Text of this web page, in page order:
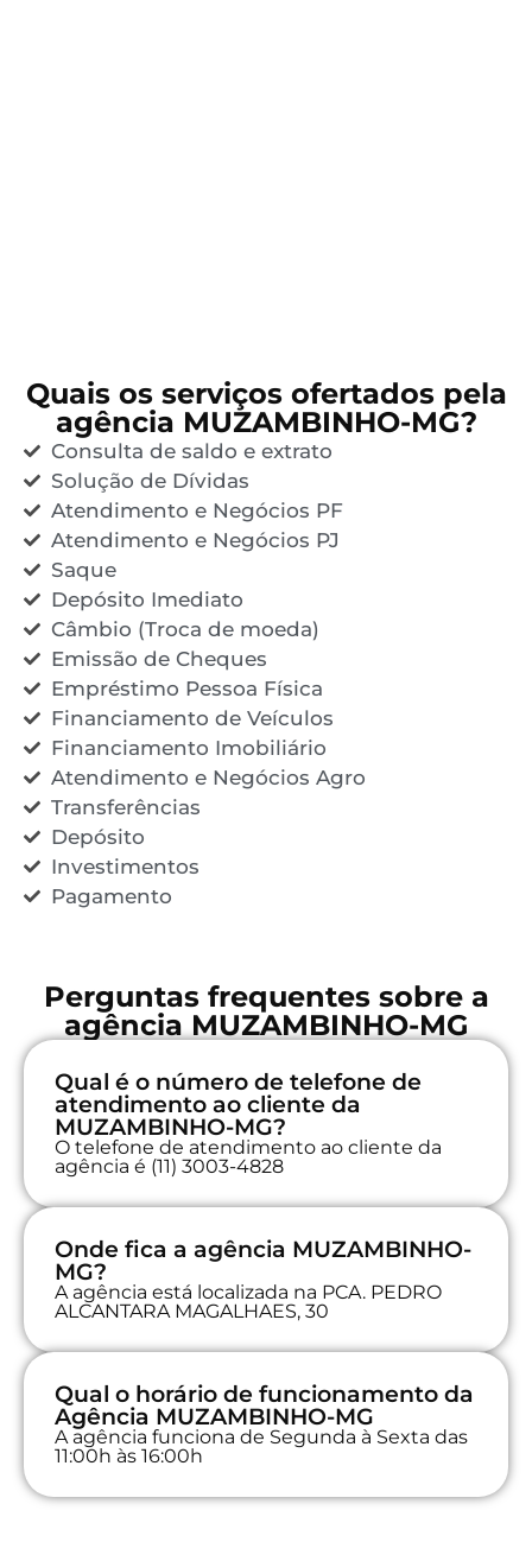
Quais os serviços ofertados pela
agência MUZAMBINHO-MG?
Consulta de saldo e extrato
Solução de Dívidas
Atendimento e Negócios PF
Atendimento e Negócios PJ
Saque
Depósito Imediato
Câmbio (Troca de moeda)
Emissão de Cheques
Empréstimo Pessoa Física
Financiamento de Veículos
Financiamento Imobiliário
Atendimento e Negócios Agro
Transferências
Depósito
Investimentos
Pagamento
Perguntas frequentes sobre a
agência MUZAMBINHO-MG
Qual é o número de telefone de
atendimento ao cliente da
MUZAMBINHO-MG?
O telefone de atendimento ao cliente da
agência é (11) 3003-4828
Onde fica a agência MUZAMBINHO-
MG?
A agência está localizada na PCA. PEDRO
ALCANTARA MAGALHAES, 30
Qual o horário de funcionamento da
Agência MUZAMBINHO-MG
A agência funciona de Segunda à Sexta das
11:00h às 16:00h